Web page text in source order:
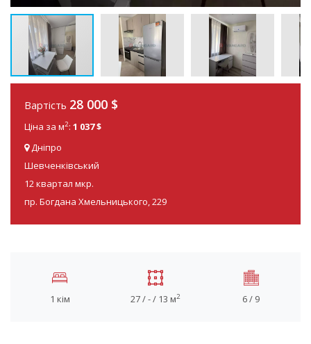
Вартість 28 000 $
Ціна за м2: 1 037 $
Дніпро
Шевченківський
12 квартал мкр.
пр. Богдана Хмельницького, 229
1 кім 27 / - / 13 м2 6 / 9